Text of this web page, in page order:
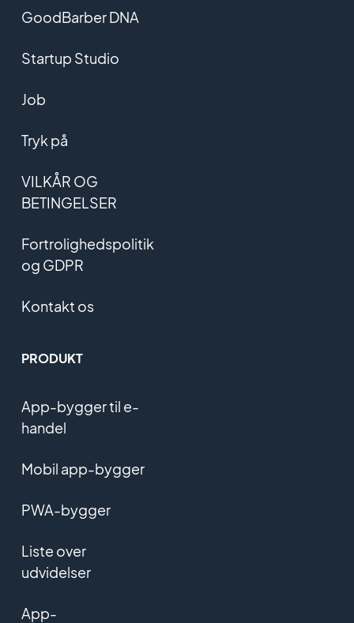
GoodBarber DNA
Startup Studio
Job
Tryk på
VILKÅR OG
BETINGELSER
Fortrolighedspolitik
og GDPR
Kontakt os
PRODUKT
App-bygger til e-
handel
Mobil app-bygger
PWA-bygger
Liste over
udvidelser
App-